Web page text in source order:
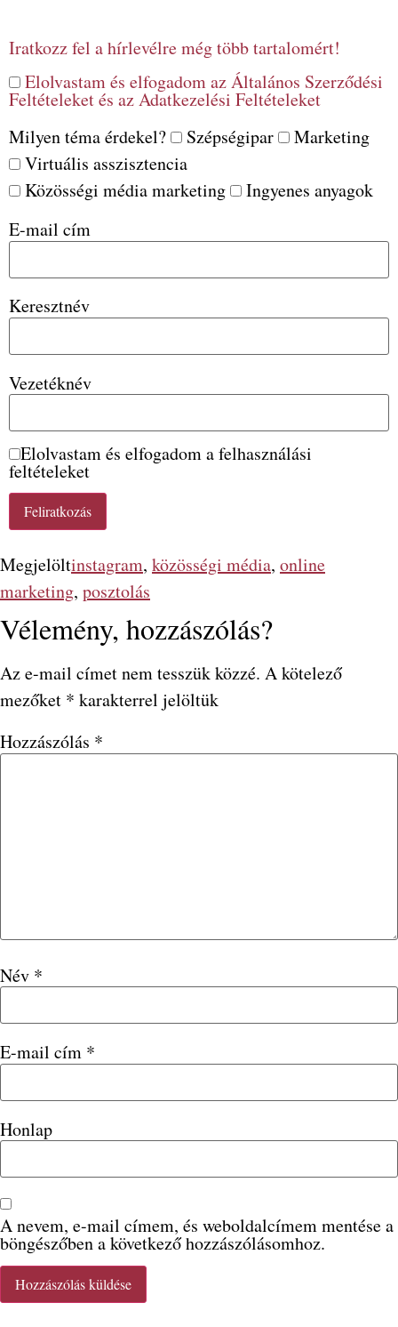
Iratkozz fel a hírlevélre még több tartalomért!
Elolvastam és elfogadom az Általános Szerződési
Feltételeket és az Adatkezelési Feltételeket
Milyen téma érdekel?
Szépségipar
Marketing
Virtuális asszisztencia
Közösségi média marketing
Ingyenes anyagok
E-mail cím
Keresztnév
Vezetéknév
Elolvastam és elfogadom a felhasználási
feltételeket
Megjelöltinstagram, közösségi média, online
marketing, posztolás
Vélemény, hozzászólás?
Az e-mail címet nem tesszük közzé. A kötelező
mezőket * karakterrel jelöltük
Hozzászólás *
Név *
E-mail cím *
Honlap
A nevem, e-mail címem, és weboldalcímem mentése a
böngészőben a következő hozzászólásomhoz.